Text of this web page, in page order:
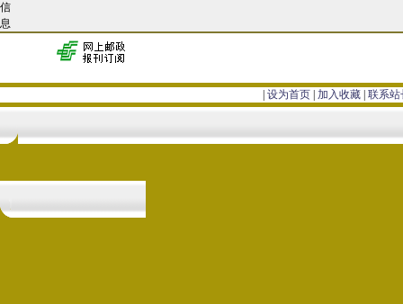
设为首页| 加入收藏| 联系站